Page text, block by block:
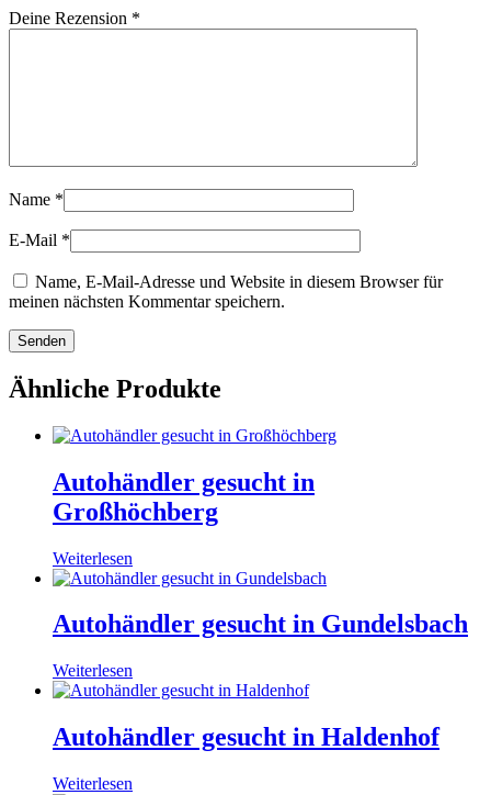
Deine Rezension *
Name *
E-Mail *
Name, E-Mail-Adresse und Website in diesem Browser für
meinen nächsten Kommentar speichern.
Ähnliche Produkte
Autohändler gesucht in
Großhöchberg
Weiterlesen
Autohändler gesucht in Gundelsbach
Weiterlesen
Autohändler gesucht in Haldenhof
Weiterlesen